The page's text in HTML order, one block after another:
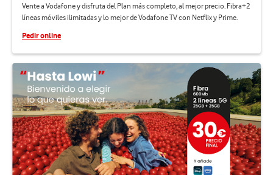
Vente a Vodafone y disfruta del Plan más completo, al mejor precio. Fibra+2
líneas móviles ilimitadas y lo mejor de Vodafone TV con Netflix y Prime.
Pedir online